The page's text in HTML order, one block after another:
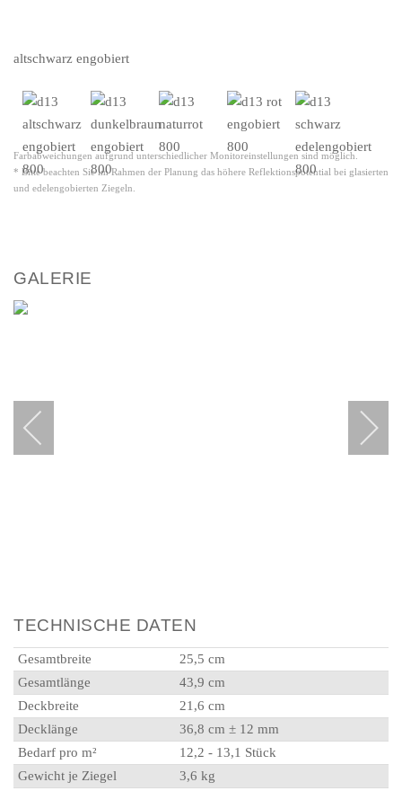
altschwarz engobiert
Farbabweichungen aufgrund unterschiedlicher Monitoreinstellungen sind möglich.
* Bitte beachten Sie im Rahmen der Planung das höhere Reflektionspotential bei glasierten
und edelengobierten Ziegeln.
GALERIE
TECHNISCHE DATEN
Gesamtbreite
25,5 cm
Gesamtlänge
43,9 cm
Deckbreite
21,6 cm
Decklänge
36,8 cm ± 12 mm
Bedarf pro m²
12,2 - 13,1 Stück
Gewicht je Ziegel
3,6 kg